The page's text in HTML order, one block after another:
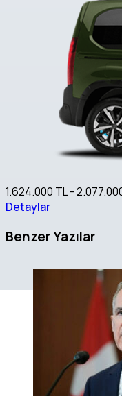
1.624.000 TL -
Detaylar
Benzer Yazılar